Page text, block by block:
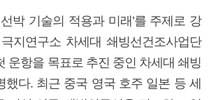
박 기술의 적용과 미래’를 주제로 강
지연구소 차세대 쇄빙선건조사업단
운항을 목표로 추진 중인 차세대 쇄빙
했다. 최근 중국 영국 호주 일본 등 세